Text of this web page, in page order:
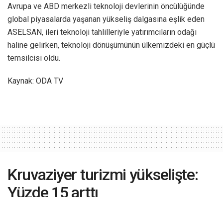
Avrupa ve ABD merkezli teknoloji devlerinin öncülüğünde
global piyasalarda yaşanan yükseliş dalgasına eşlik eden
ASELSAN, ileri teknoloji tahlilleriyle yatırımcıların odağı
haline gelirken, teknoloji dönüşümünün ülkemizdeki en güçlü
temsilcisi oldu.
Kaynak: ODA TV
Kruvaziyer turizmi yükselişte:
Yüzde 15 arttı